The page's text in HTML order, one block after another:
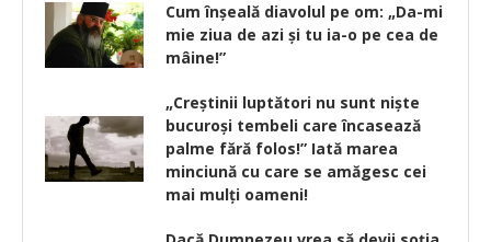
Cum înşeală diavolul pe om: „Da-mi
mie ziua de azi şi tu ia-o pe cea de
mâine!”
„Creștinii luptători nu sunt niște
bucuroși tembeli care încasează
palme fără folos!” Iată marea
minciună cu care se amăgesc cei
mai mulți oameni!